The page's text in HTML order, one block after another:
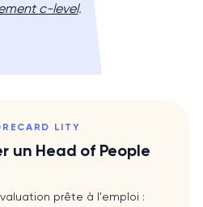
c-level.
LITY
un Head of People
prête à l'emploi :